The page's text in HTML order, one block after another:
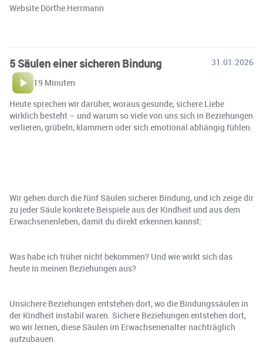
Website Dörthe Herrmann
5 Säulen einer sicheren Bindung
31.01.2026
19 Minuten
Heute sprechen wir darüber, woraus gesunde, sichere Liebe
wirklich besteht – und warum so viele von uns sich in Beziehungen
verlieren, grübeln, klammern oder sich emotional abhängig fühlen.
Wir gehen durch die fünf Säulen sicherer Bindung, und ich zeige dir
zu jeder Säule konkrete Beispiele aus der Kindheit und aus dem
Erwachsenenleben, damit du direkt erkennen kannst:
Was habe ich früher nicht bekommen? Und wie wirkt sich das
heute in meinen Beziehungen aus?
Unsichere Beziehungen entstehen dort, wo die Bindungssäulen in
der Kindheit instabil waren. Sichere Beziehungen entstehen dort,
wo wir lernen, diese Säulen im Erwachsenenalter nachträglich
aufzubauen.